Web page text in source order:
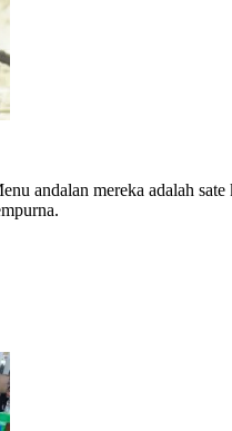
andalan mereka adalah